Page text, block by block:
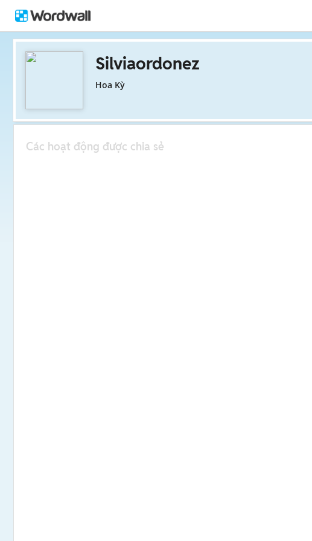
Silviaordonez
Hoa Kỳ
Các hoạt động được chia sẻ